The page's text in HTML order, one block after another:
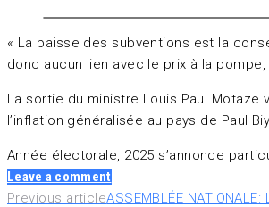
« La baisse des subventions est la
donc aucun lien avec le prix à la
La sortie du ministre Louis Paul Motaze
l’inflation généralisée au pays de Paul
Année électorale, 2025 s’annonce
Leave a comment
Previous articleASSEMBLÉE NATIONALE: